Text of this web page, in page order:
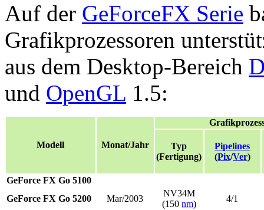
Auf der GeForceFX Serie
Grafikprozessoren
aus dem Desktop-Bereich
und OpenGL 1.5:
Modell Monat/Jahr
Typ
(Fertigung)
Pipelines
(Pix/Ver)
GeForce FX Go 5100
GeForce FX Go 5200
Mar/2003
NV34M
(150 nm)
4/1